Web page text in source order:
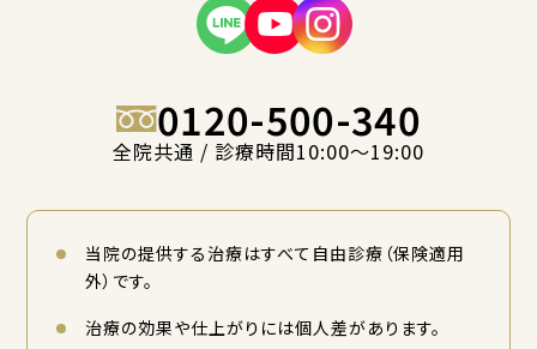
0120-500-340
全院共通 / 診療時間10:00〜19:00
当院の提供する治療はすべて自由診療（保険適用
外）です。
治療の効果や仕上がりには個人差があります。